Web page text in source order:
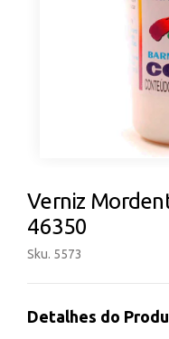
Verniz
46350
Sku. 5573
Detalhes do